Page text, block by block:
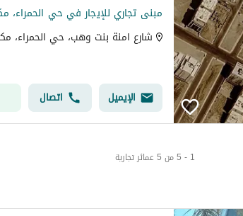
مبنى تجاري للإيجار في حي الحمراء،
شارع امنة بنت وهب، حي الحمراء،
الإيميل اتصال
1 - 5 من 5 عمائر تجارية